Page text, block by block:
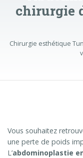
chirurgie
Chirurgie esthétique
Vous souhaitez
une perte de poids
L’abdominoplastie